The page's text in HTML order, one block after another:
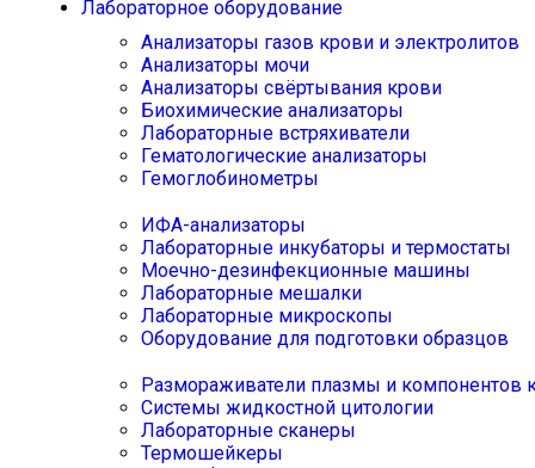
Лабораторное оборудование
Анализаторы газов крови и электролитов
Анализаторы мочи
Анализаторы свёртывания крови
Биохимические анализаторы
Лабораторные встряхиватели
Гематологические анализаторы
Гемоглобинометры
ИФА-анализаторы
Лабораторные инкубаторы и термостаты
Моечно-дезинфекционные машины
Лабораторные мешалки
Лабораторные микроскопы
Оборудование для подготовки образцов
Размораживатели плазмы и компонентов
Системы жидкостной цитологии
Лабораторные сканеры
Термошейкеры